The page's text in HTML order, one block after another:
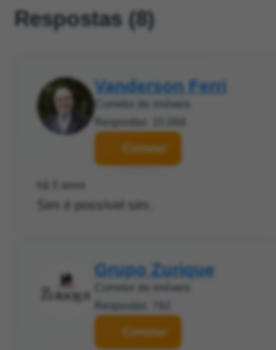
Respostas (8)
Vanderson Ferri
Corretor de imóveis
Respostas: 10.068
Contatar
há 5 anos
Sim é possível sim.
Grupo Zurique
Corretor de imóveis
Respostas: 792
Contatar